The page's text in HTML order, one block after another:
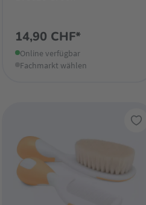
14,90 CHF*
Online verfügbar
Fachmarkt wählen